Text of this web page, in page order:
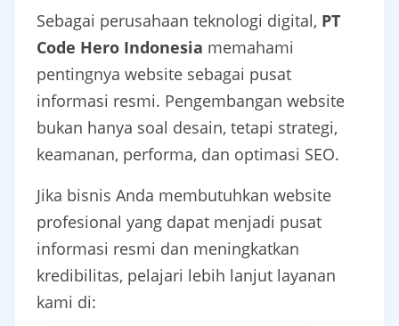
Sebagai perusahaan teknologi digital, PT
Code Hero Indonesia memahami
pentingnya website sebagai pusat
informasi resmi. Pengembangan website
bukan hanya soal desain, tetapi strategi,
keamanan, performa, dan optimasi SEO.
Jika bisnis Anda membutuhkan website
profesional yang dapat menjadi pusat
informasi resmi dan meningkatkan
kredibilitas, pelajari lebih lanjut layanan
kami di: